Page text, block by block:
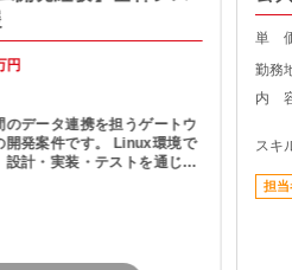
円
のデータ連携を担うゲートウ
件です。 Linux環境で
設計・実装・テストを通じて
働を支える役割を担当いた
おすすめです。
単
勤務
内
スキ
担当